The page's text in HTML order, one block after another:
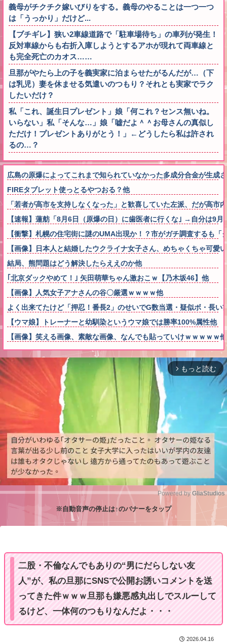
義母がチクチク嫁いびりをする。義母のやることは一つ一つ
は「うっかり」だけど...
【ブチギレ】狭い2車線道路で「駐車場待ち」の車列が発生！
反対車線からも右折入庫しようとするアホが現れて両車線と
も完全死亡のカオス……
旦那がやたら上の子を義実家に泊まらせたがるんだが…（下
は乳児）妻を休ませる気遣いのつもり？それとも実家でラク
したいだけ？
私「これ、誕生日プレゼント」娘「何これ？センス無いね。
いらない」私「そんな…」娘「嘘だよ＾＾お母さんの真似し
ただけ！プレゼントありがとう！」←どうしたら私は許され
るの…？
広島の原爆によってこれまで知られていなかった多成分合金が生成
FIREタブレット使っとるやつおる？他
「若者が高市を支持しなくなった」と歓喜していた左派、だが高
【速報】蓮舫「8月6日（原爆の日）に歯医者に行くな｣ →自分は9
【衝撃】札幌の住宅街に謎のUMA出現か！？市がガチ調査するも
【画像】日本人と結婚したウクライナ女子さん、めちゃくちゃ可愛
結局、熊問題はどう解決したらええのか他
｢北京ダックやめて！｣ 矢田萌華ちゃん激おこｗ【乃木坂46】他
【画像】人気女子アナさんの谷〇厳選ｗｗｗｗ他
よく出来てたけど「押忍！番長2」のせいでG数当選・疑似ボ・長
【ウマ娘】トレーナーと幼馴染というウマ娘では勝率100%属性他
【画像】笑える画像、素敵な画像、なんでも貼っていけｗｗｗｗｗ他
arrow_forward_ios もっと読む
Powered by GliaStudios
※自動音声の停止は↑のバナーをタップ
二股・不倫なんでもありの“男にだらしない友
人”が、私の旦那にSNSで公開お誘いコメントを送
ってきた件ｗｗｗ旦那も嫌悪感丸出しでスルーして
るけど、一体何のつもりなんだよ・・・
2026.04.16